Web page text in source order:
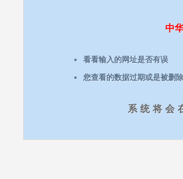
中
看看输入的网址是否有误
您查看的数据过期或是被删除
系统将会